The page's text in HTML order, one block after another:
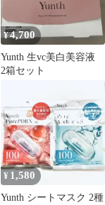
¥4,700
Yunth 生vc美白美容液
2箱セット
¥ 1,580
Yunth シートマスク 2種